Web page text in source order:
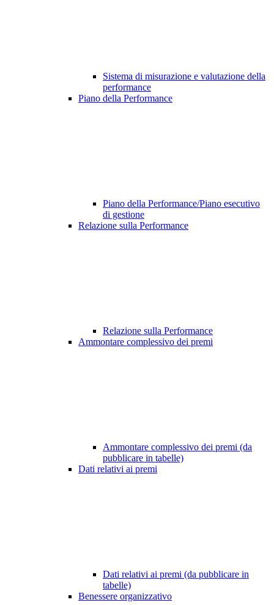
Sistema di misurazione e valutazione della
performance
Piano della Performance
Piano della Performance/Piano esecutivo
di gestione
Relazione sulla Performance
Relazione sulla Performance
Ammontare complessivo dei premi
Ammontare complessivo dei premi (da
pubblicare in tabelle)
Dati relativi ai premi
Dati relativi ai premi (da pubblicare in
tabelle)
Benessere organizzativo